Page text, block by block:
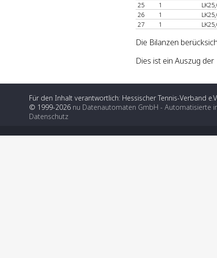
25
1
26
1
27
1
Die Bilanzen
Dies ist ein Auszug
Für den Inhalt verantwortlich: Hessischer Tennis-Verband
© 1999-2026 nu Datenautomaten GmbH - Automatisierte
Datenschutz